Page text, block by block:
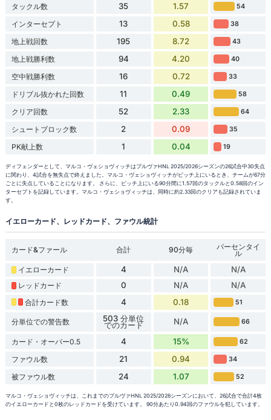
タックル数 35 1.57 54
インターセプト 13 0.58 38
地上戦回数 195 8.72 43
地上戦勝利数 94 4.20 40
空中戦勝利数 16 0.72 33
ドリブル抜かれた回数 11 0.49 58
クリア回数 52 2.33 64
シュートブロック数 2 0.09 35
PK献上数 1 0.04 19
ディフェンダーとして、マルコ・ヴェショヴィッチはプルヴァHNL 2025/2026シーズンの26試合中30失点
に関わり、4試合を無失点で終えました。マルコ・ヴェショヴィッチがピッチ上にいるとき、チームが67分
ごとに失点していることになります。 さらに、ピッチ上にいる90分間に1.57回のタックルと0.58回のイン
ターセプトを記録しています。マルコ・ヴェショヴィッチは、同時に約2.33回のクリアも記録されていま
す。
イエローカード、レッドカード、ファウル統計
カード&ファール 合計 90分毎 パーセンタイ
ル
イエローカード
4 N/A N/A
レッドカード 0 N/A N/A
合計カード数 4 0.18 51
分単位での警告数 503 分単位
でのカード N/A 66
カード・オーバー0.5 4 15% 62
ファウル数 21 0.94 34
被ファウル数 24 1.07 52
マルコ・ヴェショヴィッチは、これまでのプルヴァHNL 2025/2026シーズンにおいて、26試合で合計4枚
のイエローカードと0枚のレッドカードを受けています。 90分あたり0.94回のファウルを犯しています。